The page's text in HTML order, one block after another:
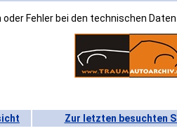
oder Fehler bei den technischen
Zur letzten besuchten